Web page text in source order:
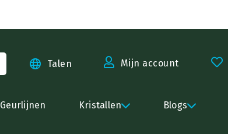
Talen Mijn account
Geurlijnen Kristallen Blogs